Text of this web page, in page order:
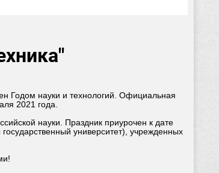
Годом науки и технологий. Официальная
2021 года.
науки. Праздник приурочен к дате
университет), учрежденных